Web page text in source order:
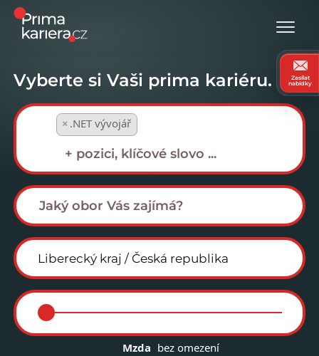
Vyberte si Vaši prima kariéru.
× .NET vývojář
Mzda bez omezení
Zasílat
nabídky